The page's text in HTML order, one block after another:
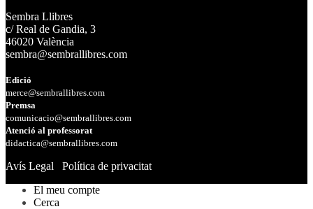
Sembra Llibres
c/ Real de Gandia, 3
46020 València
sembra@sembrallibres.com
Edició
merce@sembrallibres.com
Premsa
comunicacio@sembrallibres.com
Atenció al professorat
didactica@sembrallibres.com
Avís Legal
Política de privacitat
El meu compte
Cerca